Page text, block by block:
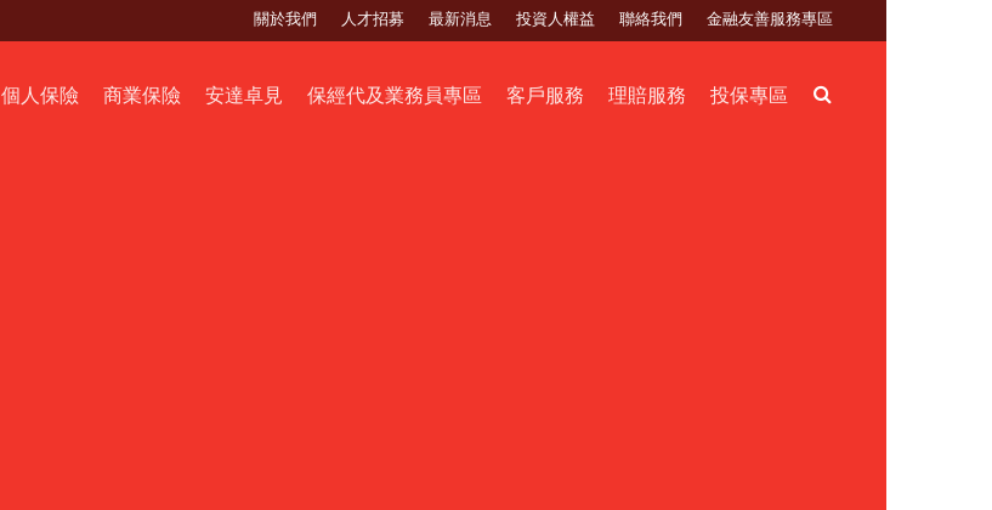
關於我們 人才招募 最新消息 投資人權益 聯絡我們 金融友善服務專區
個人保險 商業保險 安達卓見 保經代及業務員專區 客戶服務 理賠服務 投保專區 Search